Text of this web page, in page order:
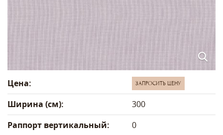
Цена: ЗАПРОСИТЬ ЦЕНУ
Ширина (см):
300
Раппорт вертикальный:
0